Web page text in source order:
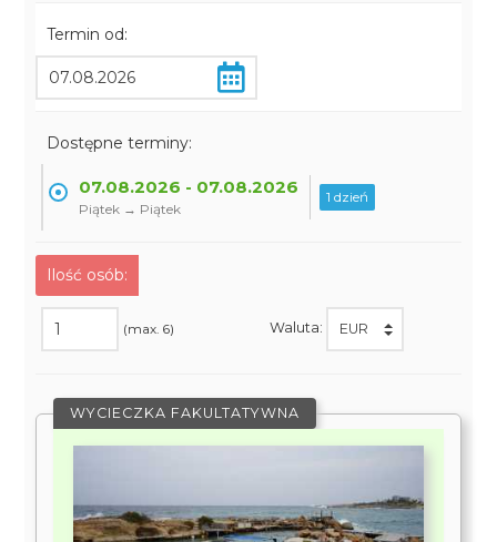
Termin od:
Dostępne terminy:
07.08.2026 - 07.08.2026
Piątek → Piątek
1 dzień
Ilość osób:
(max. 6) Waluta:
WYCIECZKA FAKULTATYWNA